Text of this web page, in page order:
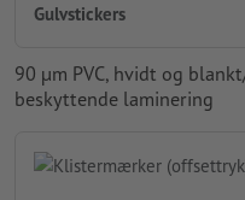
Gulvstickers
90 µm PVC, hvidt og
beskyttende laminering